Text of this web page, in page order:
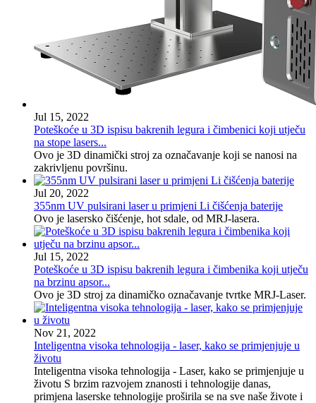
Jul 15, 2022
Poteškoće u 3D ispisu bakrenih legura i čimbenici koji utječu
na stope lasers...
Ovo je 3D dinamički stroj za označavanje koji se nanosi na
zakrivljenu površinu.
Jul 20, 2022
355nm UV pulsirani laser u primjeni Li čišćenja baterije
Ovo je lasersko čišćenje, hot sdale, od MRJ-lasera.
Jul 15, 2022
Poteškoće u 3D ispisu bakrenih legura i čimbenika koji utječu
na brzinu apsor...
Ovo je 3D stroj za dinamičko označavanje tvrtke MRJ-Laser.
Nov 21, 2022
Inteligentna visoka tehnologija - laser, kako se primjenjuje u
životu
Inteligentna visoka tehnologija - Laser, kako se primjenjuje u
životu S brzim razvojem znanosti i tehnologije danas,
primjena laserske tehnologije proširila se na sve naše živote i